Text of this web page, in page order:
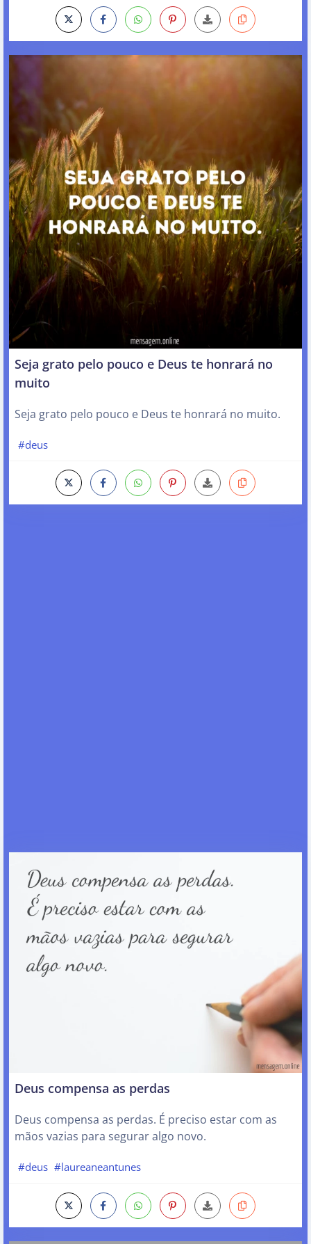
Seja grato pelo pouco e Deus te honrará no
muito
Seja grato pelo pouco e Deus te honrará no muito.
#deus
Deus compensa as perdas
Deus compensa as perdas. É preciso estar com as
mãos vazias para segurar algo novo.
#deus #laureaneantunes